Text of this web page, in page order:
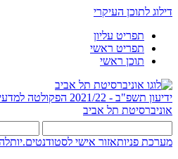
דילוג לתוכן העיקרי
תפריט עליון
תפריט ראשי
תוכן ראשי
ידיעון תשפ"ב - 2021/22
הפקולטה
אוניברסיטת תל אביב
מערכת פניותאזור אישי לסטודנטים.יות